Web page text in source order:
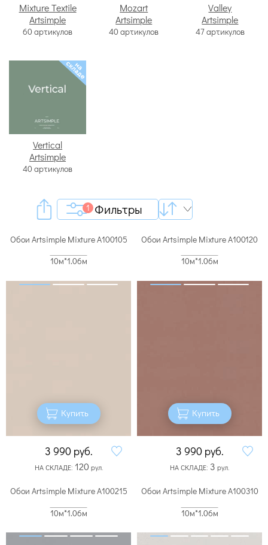
Mixture Textile
Artsimple
60 артикулов
Mozart
Artsimple
40 артикулов
Valley
Artsimple
47 артикулов
Vertical
Artsimple
40 артикулов
Фильтры
1
Обои Artsimple Mixture A100105
10м*1.06м
Купить
3 990 руб.
НА СКЛАДЕ: 120рул.
Обои Artsimple Mixture A100120
10м*1.06м
Купить
3 990 руб.
НА СКЛАДЕ: 3 рул.
Обои Artsimple Mixture A100215
10м*1.06м
Обои Artsimple Mixture A100310
10м*1.06м